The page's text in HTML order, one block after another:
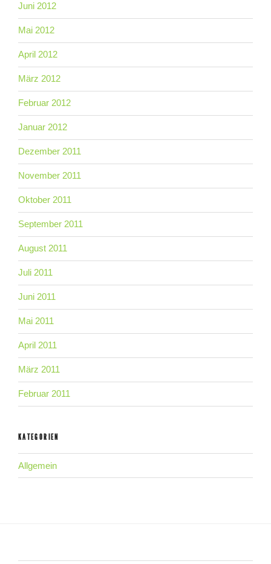
Juni 2012
Mai 2012
April 2012
März 2012
Februar 2012
Januar 2012
Dezember 2011
November 2011
Oktober 2011
September 2011
August 2011
Juli 2011
Juni 2011
Mai 2011
April 2011
März 2011
Februar 2011
KATEGORIEN
Allgemein